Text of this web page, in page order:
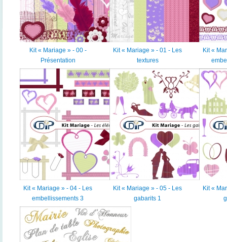
Kit « Mariage » - 00 -
Présentation
Kit « Mariage » - 01 - Les
textures
Kit «
Kit « Mariage » - 04 - Les
embellissements 3
Kit « Mariage » - 05 - Les
gabarits 1
Kit «